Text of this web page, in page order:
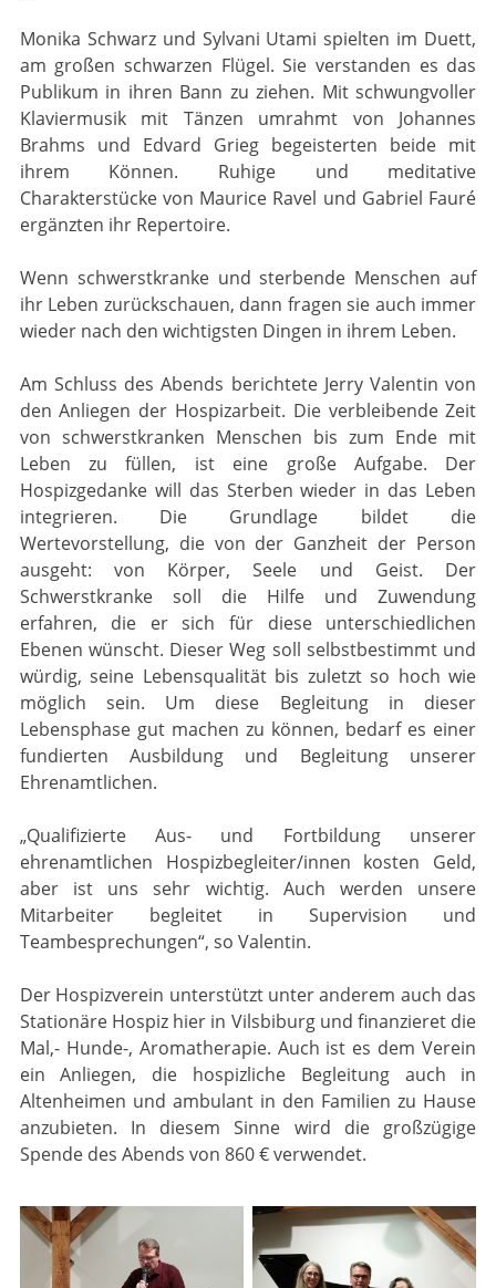
Monika Schwarz und Sylvani Utami spielten im Duett,
am großen schwarzen Flügel. Sie verstanden es das
Publikum in ihren Bann zu ziehen. Mit schwungvoller
Klaviermusik mit Tänzen umrahmt von Johannes
Brahms und Edvard Grieg begeisterten beide mit
ihrem Können. Ruhige und meditative
Charakterstücke von Maurice Ravel und Gabriel Fauré
ergänzten ihr Repertoire.
Wenn schwerstkranke und sterbende Menschen auf
ihr Leben zurückschauen, dann fragen sie auch immer
wieder nach den wichtigsten Dingen in ihrem Leben.
Am Schluss des Abends berichtete Jerry Valentin von
den Anliegen der Hospizarbeit. Die verbleibende Zeit
von schwerstkranken Menschen bis zum Ende mit
Leben zu füllen, ist eine große Aufgabe. Der
Hospizgedanke will das Sterben wieder in das Leben
integrieren. Die Grundlage bildet die
Wertevorstellung, die von der Ganzheit der Person
ausgeht: von Körper, Seele und Geist. Der
Schwerstkranke soll die Hilfe und Zuwendung
erfahren, die er sich für diese unterschiedlichen
Ebenen wünscht. Dieser Weg soll selbstbestimmt und
würdig, seine Lebensqualität bis zuletzt so hoch wie
möglich sein. Um diese Begleitung in dieser
Lebensphase gut machen zu können, bedarf es einer
fundierten Ausbildung und Begleitung unserer
Ehrenamtlichen.
„Qualifizierte Aus- und Fortbildung unserer
ehrenamtlichen Hospizbegleiter/innen kosten Geld,
aber ist uns sehr wichtig. Auch werden unsere
Mitarbeiter begleitet in Supervision und
Teambesprechungen“, so Valentin.
Der Hospizverein unterstützt unter anderem auch das
Stationäre Hospiz hier in Vilsbiburg und finanzieret die
Mal,- Hunde-, Aromatherapie. Auch ist es dem Verein
ein Anliegen, die hospizliche Begleitung auch in
Altenheimen und ambulant in den Familien zu Hause
anzubieten. In diesem Sinne wird die großzügige
Spende des Abends von 860 € verwendet.